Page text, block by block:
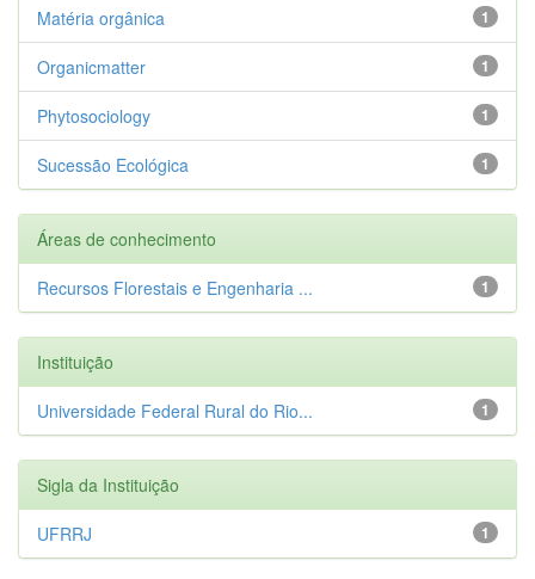
1
Matéria orgânica
1
Organicmatter
1
Phytosociology
1
Sucessão Ecológica
Áreas de conhecimento
1
Recursos Florestais e Engenharia ...
Instituição
1
Universidade Federal Rural do Rio...
Sigla da Instituição
1
UFRRJ